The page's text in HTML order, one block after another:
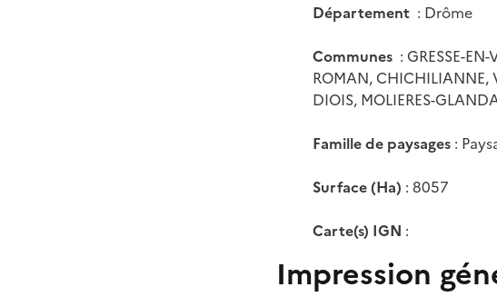
Département : Drôme
Communes : GRESSE-
ROMAN, CHICHILIANNE,
DIOIS, MOLIERES-
Famille de paysages :
Surface (Ha) : 8057
Carte(s) IGN :
Impression